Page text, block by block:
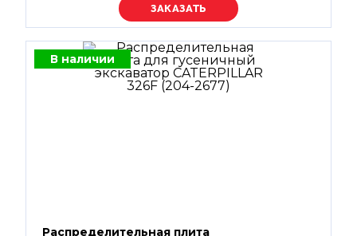
Уточняйте цену
В наличии
Распределительная плита